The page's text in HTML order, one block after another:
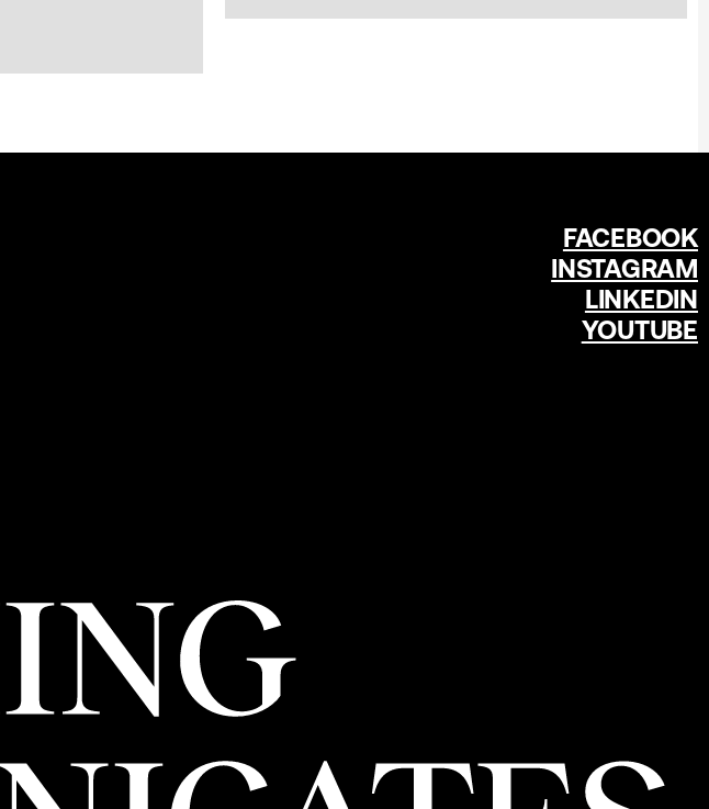
FACEBOOK
INSTAGRAM
LINKEDIN
YOUTUBE